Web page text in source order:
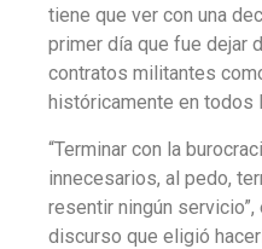
tiene que ver con una
primer día que fue dejar
contratos militantes
históricamente en todos
“Terminar con la
innecesarios, al pedo,
resentir ningún
discurso que eligió